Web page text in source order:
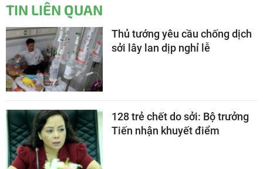
TIN LIÊN QUAN
Thủ tướng yêu cầu chống dịch
sởi lây lan dịp nghỉ lễ
128 trẻ chết do sởi: Bộ trưởng
Tiến nhận khuyết điểm